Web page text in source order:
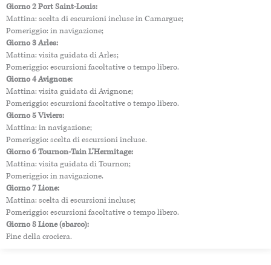
Giorno 2 Port Saint-Louis:
Mattina: scelta di escursioni incluse in Camargue;
Pomeriggio: in navigazione;
Giorno 3 Arles:
Mattina: visita guidata di Arles;
Pomeriggio: escursioni facoltative o tempo libero.
Giorno 4 Avignone:
Mattina: visita guidata di Avignone;
Pomeriggio: escursioni facoltative o tempo libero.
Giorno 5 Viviers:
Mattina: in navigazione;
Pomeriggio: scelta di escursioni incluse.
Giorno 6 Tournon-Tain L’Hermitage:
Mattina: visita guidata di Tournon;
Pomeriggio: in navigazione.
Giorno 7 Lione:
Mattina: scelta di escursioni incluse;
Pomeriggio: escursioni facoltative o tempo libero.
Giorno 8 Lione (sbarco):
Fine della crociera.